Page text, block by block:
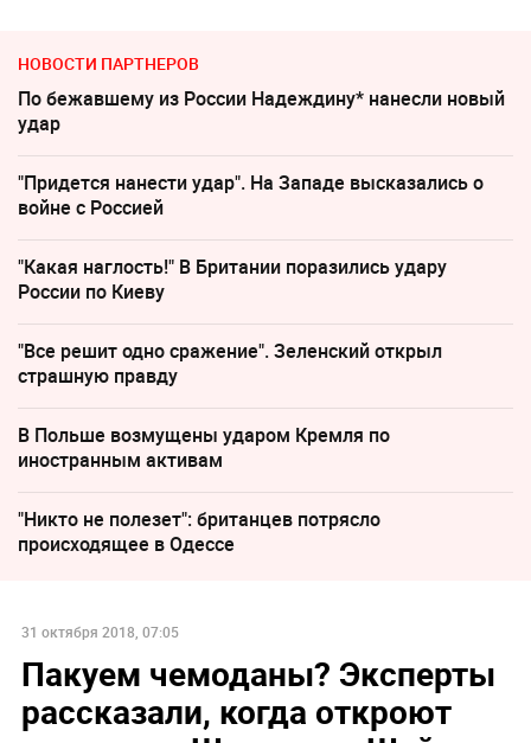
НОВОСТИ ПАРТНЕРОВ
По бежавшему из России Надеждину* нанесли новый
удар
"Придется нанести удар". На Западе высказались о
войне с Россией
"Какая наглость!" В Британии поразились удару
России по Киеву
"Все решит одно сражение". Зеленский открыл
страшную правду
В Польше возмущены ударом Кремля по
иностранным активам
"Никто не полезет": британцев потрясло
происходящее в Одессе
31 октября 2018, 07:05
Пакуем чемоданы? Эксперты
рассказали, когда откроют